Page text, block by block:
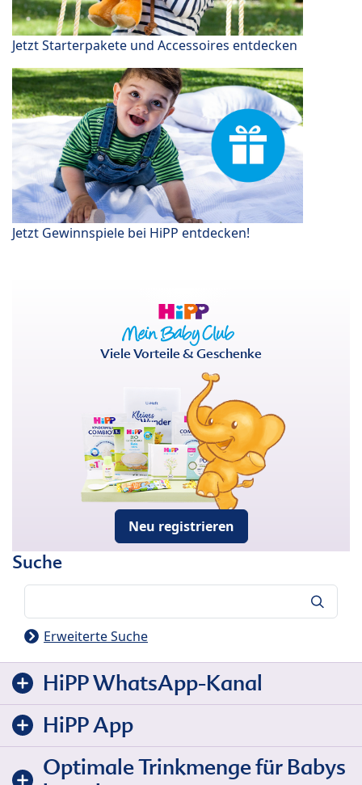
Jetzt Starterpakete und Accessoires entdecken
Jetzt Gewinnspiele bei HiPP entdecken!
Viele Vorteile & Geschenke
Neu registrieren
Suche
Erweiterte Suche
HiPP WhatsApp-Kanal
HiPP App
Optimale Trinkmenge für Babys